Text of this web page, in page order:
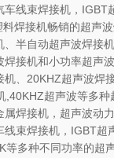
线束焊接机，IGBT
料焊接机畅销的超声
半自动超声波焊接
接机和小功率超声
机、20KHZ超声波焊
,40KHZ超声波等多
焊接机，超声波动
束焊接机，IGBT超
等多种不同功率的超